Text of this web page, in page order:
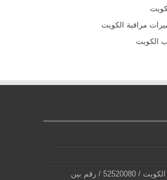
مراقبة الكويت
الكويت
بي ان سبورت الكويت / 52520080 / رقم بين